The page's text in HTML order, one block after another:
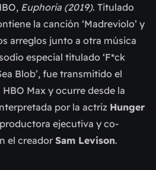
Euphoria (2019). Titulado
la canción ‘Madreviolo’ y
arreglos junto a otra música
especial titulado ‘F*ck
Blob’, fue transmitido el
Max y ocurre desde la
por la actriz Hunger
ejecutiva y co-
el creador Sam Levison.